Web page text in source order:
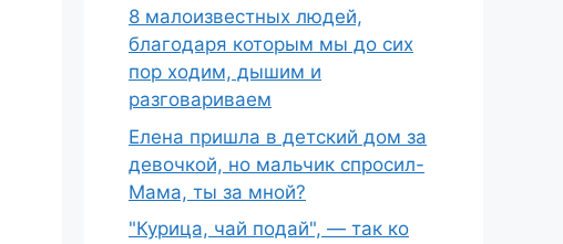
8 малоизвестных людей,
благодаря которым мы до сих
пор ходим, дышим и
разговариваем
Елена пришла в детский дом за
девочкой, но мальчик спросил-
Мама, ты за мной?
"Курица, чай подай", — так ко